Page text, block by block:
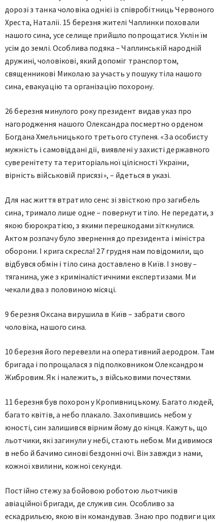
дорозі з танка чоловіка однієї із співробітниць Червоного
Хреста, Наталії. 15 березня жителі Чаплинки поховали
нашого сина, усе селище прийшло попрощатися. Уклін їм
усім до землі. Особлива подяка – Чаплинській народній
дружині, чоловікові, який допоміг транспортом,
священникові Миколаю за участь у пошуку тіла нашого
сина, евакуацію та організацію похорону.
26 березня минулого року президент видав указ про
нагородження нашого Олександра посмертно орденом
Богдана Хмельницького третього ступеня. «За особисту
мужність і самовіддані дії, виявлені у захисті державного
суверенітету та територіальної цілісності України,
вірність військовій присязі», – йдеться в указі.
Для нас життя втратило сенс зі звісткою про загибель
сина, тримало лише одне – повернути тіло. Не передати, з
якою бюрократією, з якими перешкодами зіткнулися.
Актом розпачу було звернення до президента і міністра
оборони. І крига скресла! 27 грудня нам повідомили, що
відбувся обмін і тіло сина доставлено в Київ. І знову –
тяганина, уже з криміналістичними експертизами. Ми
чекали два з половиною місяці.
9 березня Оксана вирушила в Київ – забрати свого
чоловіка, нашого сина.
10 березня його перевезли на оперативний аеродром. Там
бригада і попрощалася з підполковником Олександром
Жибровим. Як і належить, з військовими почестями.
11 березня був похорон у Кропивницькому. Багато людей,
багато квітів, а небо плакало. Захопившись небом у
юності, син залишився вірним йому до кінця. Кажуть, що
льотчики, які загинули у небі, стають небом. Ми дивимося
в небо й бачимо синові бездонні очі. Він завжди з нами,
кожної хвилини, кожної секунди.
Постійно стежу за бойовою роботою льотчиків
авіаційної бригади, де служив син. Особливо за
ескадрильєю, якою він командував. Знаю про подвиги цих